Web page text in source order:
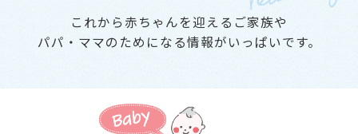
これから赤ちゃんを迎えるご家族や
パパ・ママのためになる情報がいっぱいです。